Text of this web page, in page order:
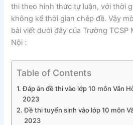
thi theo hình thức tự luận, với thời
không kể thời gian chép đề. Vậy
bài viết dưới đây của Trường TCSP
Nội :
Table of Contents
Đáp án đề thi vào lớp 10 môn Văn
2023
Đề thi tuyển sinh vào lớp 10 môn
2023